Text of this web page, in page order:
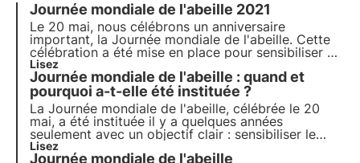
Journée mondiale de l'abeille 2021
Le 20 mai, nous célébrons un anniversaire
important, la Journée mondiale de l'abeille. Cette
célébration a été mise en place pour sensibiliser à
l'importance des pollinisateurs pour notre planète
et nos vies, ainsi qu'aux dangers auxquels ils sont
confrontés quotidiennement.
Lisez
Journée mondiale de l'abeille : quand et
pourquoi a-t-elle été instituée ?
La Journée mondiale de l'abeille, célébrée le 20
mai, a été instituée il y a quelques années
seulement avec un objectif clair : sensibiliser le
monde à l'importance des pollinisateurs et à leur
rôle dans le développement durable.
Lisez
Journée mondiale de l'abeille